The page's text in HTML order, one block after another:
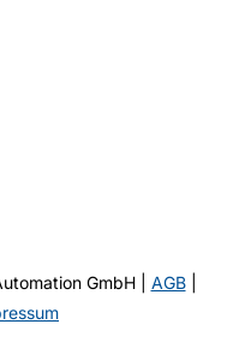
GmbH | AGB|